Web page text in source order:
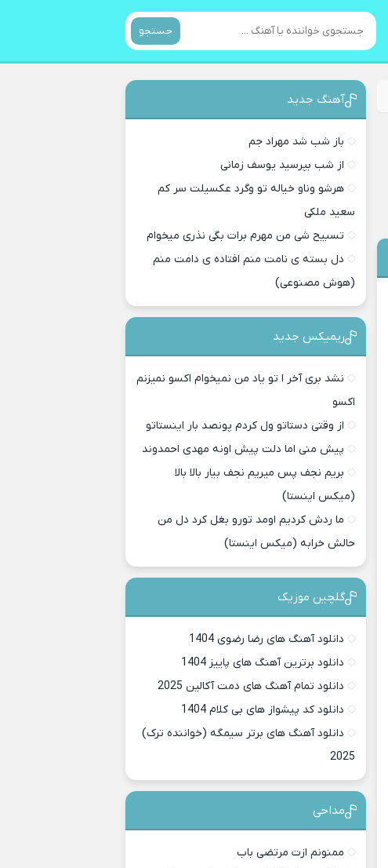
جستجو
آهنگ جدید
باز شب شد مهراد جم
از شب بپرسید یوسف زمانی
هرشو وناو خیاله تو وگرد عکسیلت سر کم
سعید ملکی
تسبیح شی من مهرم برات بگی نذری میخوام
دل بسته ی نامت منم افتاده ی دامت منم
(هوش مصنوعی)
ریمیکس جدید
نشد بری آخر ا تو یاد من نمیخوام اکسو نمیزنم
اکسو
از وقتی دستاتو ول کردم پونصد بار اینستاتو
پیش منی اما دلت پیش اونه مهدی احمدوند
بریم نجف پس میریم نجف بیار بالا بالا
(میکس اینستا)
ما ردش کردیم اومد تورو بغل کرد دل من
حالش خرابه (میکس اینستا)
گلچین موزیک
دانلود آهنگ های رضا رضوی 1404
دانلود برترین آهنگ های پاییز 1404
دانلود تمام آهنگ های دمت آکالین 2025
دانلود کد پیشواز های بی کلام 1404
دانلود آهنگ های برتر سیمگه (خواننده ترک)
2025
مداحی
ممنونم ازت مرتضی باب